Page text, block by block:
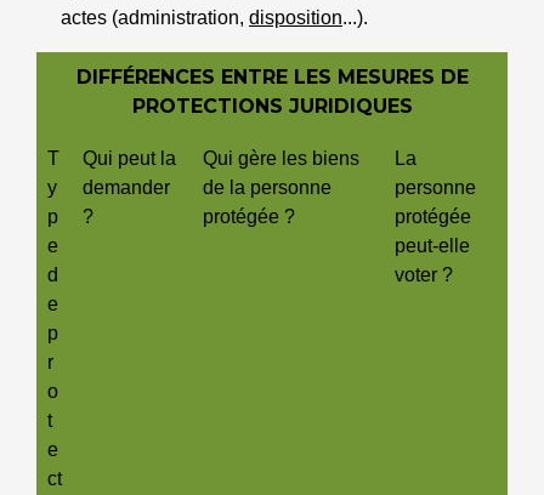
actes (administration, disposition...).
DIFFÉRENCES ENTRE LES MESURES DE
PROTECTIONS JURIDIQUES
T
y
p
e
d
e
p
r
o
t
e
ct
Qui peut la
demander
?
Qui gère les biens
de la personne
protégée ?
La
personne
protégée
peut-elle
voter ?